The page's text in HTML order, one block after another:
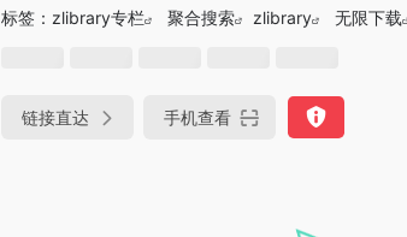
标签： zlibrary专栏 聚合搜索 zlibrary 无限下载
链接直达 手机查看